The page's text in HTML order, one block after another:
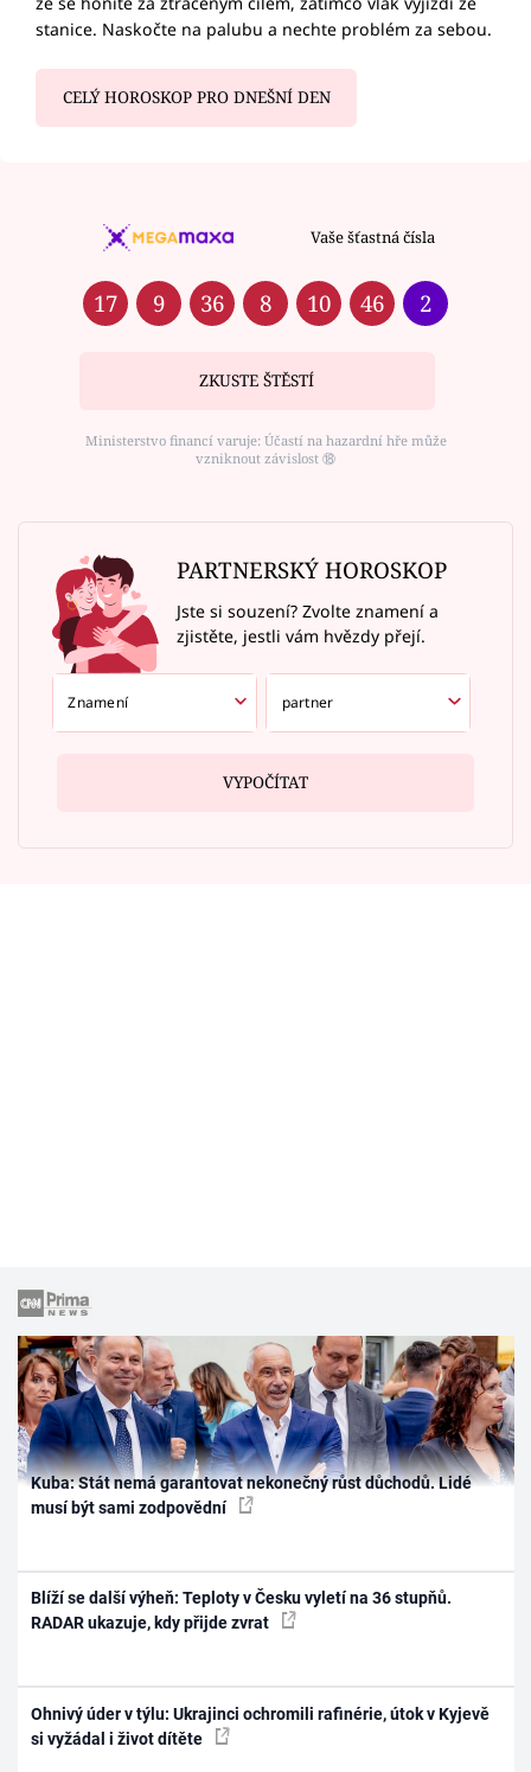
stanice. Naskočte na palubu a nechte problém za sebou.
CELÝ HOROSKOP PRO DNEŠNÍ DEN
Vaše šťastná čísla
17 9 36 8 10 46 2
ZKUSTE ŠTĚSTÍ
Ministerstvo financí varuje: Účastí na hazardní hře může
vzniknout závislost ⑱
PARTNERSKÝ HOROSKOP
Jste si souzení? Zvolte znamení a
zjistěte, jestli vám hvězdy přejí.
VYPOČÍTAT
Kuba: Stát nemá garantovat nekonečný růst důchodů. Lidé
musí být sami zodpovědní
Blíží se další výheň: Teploty v Česku vyletí na 36 stupňů.
RADAR ukazuje, kdy přijde zvrat
Ohnivý úder v týlu: Ukrajinci ochromili rafinérie, útok v Kyjevě
si vyžádal i život dítěte